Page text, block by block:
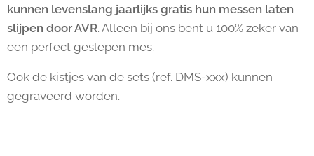
kunnen levenslang jaarlijks gratis hun messen laten
slijpen door AVR. Alleen bij ons bent u 100% zeker van
een perfect geslepen mes.
Ook de kistjes van de sets (ref. DMS-xxx) kunnen
gegraveerd worden.